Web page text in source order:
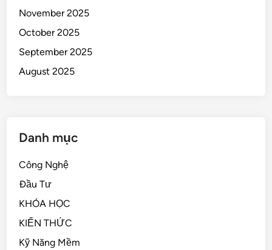
November 2025
October 2025
September 2025
August 2025
Danh mục
Công Nghệ
Đầu Tư
KHÓA HỌC
KIẾN THỨC
Kỹ Năng Mềm